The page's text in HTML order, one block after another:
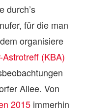
durch’s
für die man
organisiere
Astrotreff (KBA)
Allee. Von
2015 immerhin